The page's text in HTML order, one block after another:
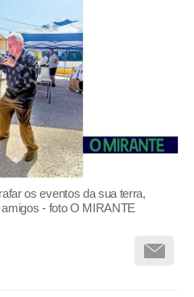
os eventos da sua terra,
- foto O MIRANTE